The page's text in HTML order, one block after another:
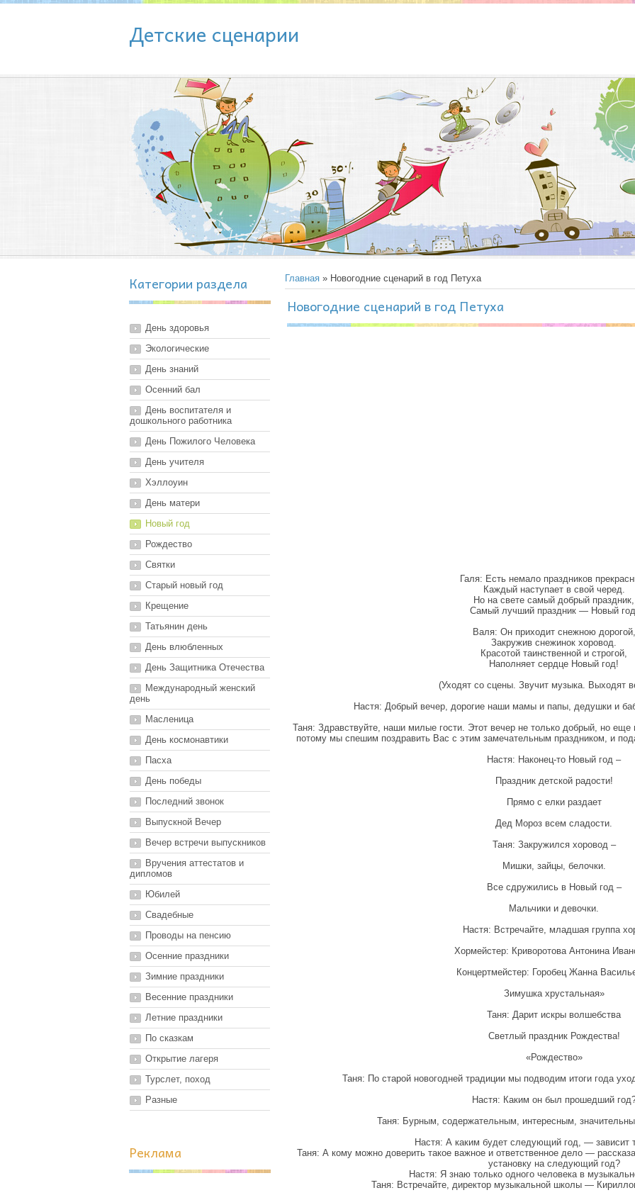
Детские сценарии
Категории раздела
День здоровья
Экологические
День знаний
Осенний бал
День воспитателя и
дошкольного работника
День Пожилого Человека
День учителя
Хэллоуин
День матери
Новый год
Рождество
Святки
Старый новый год
Крещение
Татьянин день
День влюбленных
День Защитника Отечества
Международный женский
день
Масленица
День космонавтики
Пасха
День победы
Последний звонок
Выпускной Вечер
Вечер встречи выпускников
Вручения аттестатов и
дипломов
Юбилей
Свадебные
Проводы на пенсию
Осенние праздники
Зимние праздники
Весенние праздники
Летние праздники
По сказкам
Открытие лагеря
Турслет, поход
Разные
Реклама
Главная » Новогодние сценарий в год Петуха
Новогодние сценарий в год Петуха
Галя: Есть немало праздников
Каждый наступает в свой черед.
Но на свете самый добрый праздник,
Самый лучший праздник — Новый
Валя: Он приходит снежною дорогой,
Закружив снежинок хоровод.
Красотой таинственной и строгой,
Наполняет сердце Новый год!
(Уходят со сцены. Звучит музыка. Выходят
Настя: Добрый вечер, дорогие наши мамы и папы, дедушки и
Таня: Здравствуйте, наши милые гости. Этот вечер не только добрый, но
потому мы спешим поздравить Вас с этим замечательным праздником, и
Настя: Наконец-то Новый год –
Праздник детской радости!
Прямо с елки раздает
Дед Мороз всем сладости.
Таня: Закружился хоровод –
Мишки, зайцы, белочки.
Все сдружились в Новый год –
Мальчики и девочки.
Настя: Встречайте, младшая группа
Хормейстер: Криворотова Антонина
Концертмейстер: Горобец Жанна
Зимушка хрустальная»
Таня: Дарит искры волшебства
Светлый праздник Рождества!
«Рождество»
Таня: По старой новогодней традиции мы подводим итоги года
Настя: Каким он был прошедший
Таня: Бурным, содержательным, интересным,
Настя: А каким будет следующий год, — зависит
Таня: А кому можно доверить такое важное и ответственное дело —
установку на следующий год?
Настя: Я знаю только одного человека в
Таня: Встречайте, директор музыкальной школы —